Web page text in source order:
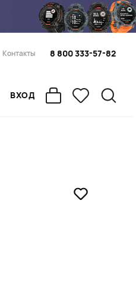
Контакты 8 800 333-57-82
ВХОД